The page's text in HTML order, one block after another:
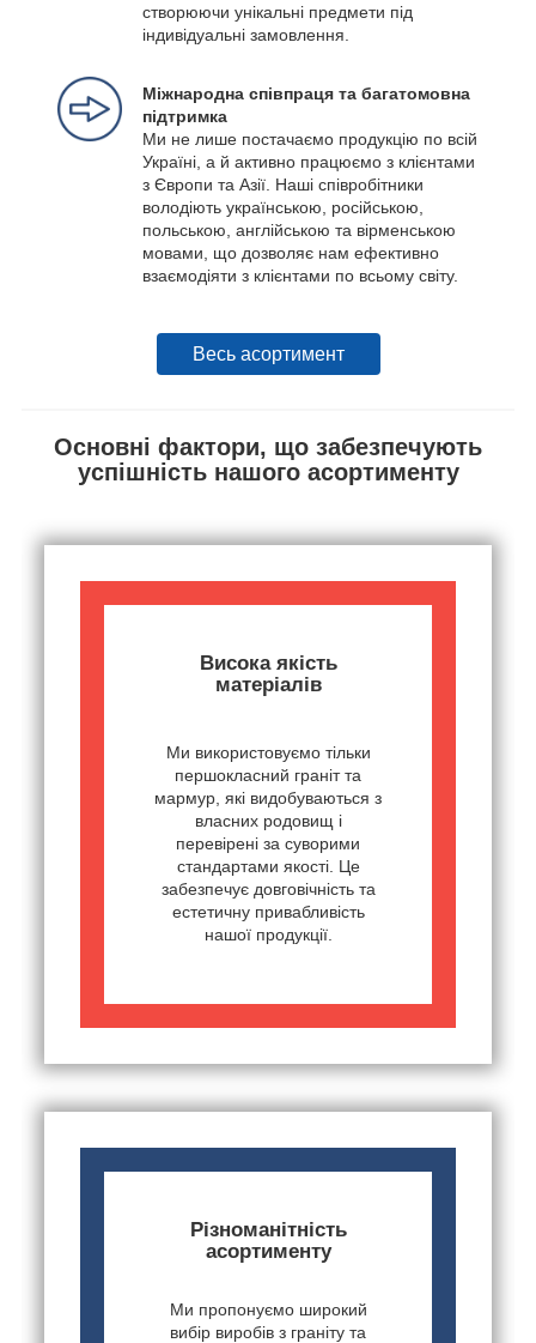
створюючи унікальні предмети під
індивідуальні замовлення.
Міжнародна співпраця та багатомовна
підтримка
Ми не лише постачаємо продукцію по всій
Україні, а й активно працюємо з клієнтами
з Європи та Азії. Наші співробітники
володіють українською, російською,
польською, англійською та вірменською
мовами, що дозволяє нам ефективно
взаємодіяти з клієнтами по всьому світу.
Весь асортимент
Основні фактори, що забезпечують
успішність нашого асортименту
Висока якість
матеріалів
Ми використовуємо тільки
першокласний граніт та
мармур, які видобуваються з
власних родовищ і
перевірені за суворими
стандартами якості. Це
забезпечує довговічність та
естетичну привабливість
нашої продукції.
Різноманітність
асортименту
Ми пропонуємо широкий
вибір виробів з граніту та